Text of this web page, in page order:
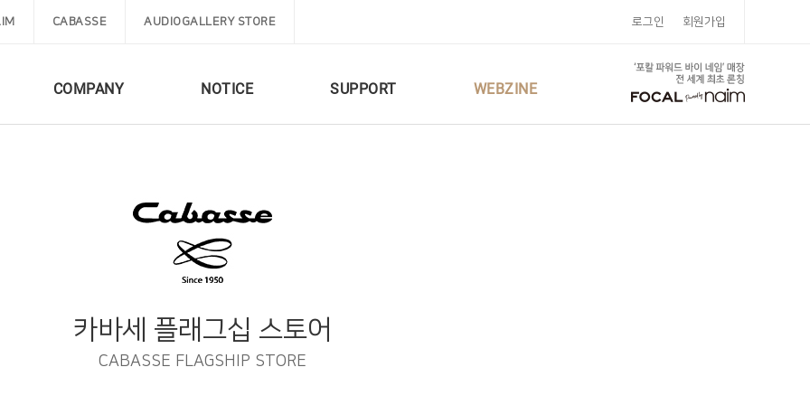
CABASSE AUDIOGALLERY STORE 로그인 회원가입
COMPANY NOTICE SUPPORT WEBZINE
카바세 플래그십 스토어
CABASSE FLAGSHIP STORE